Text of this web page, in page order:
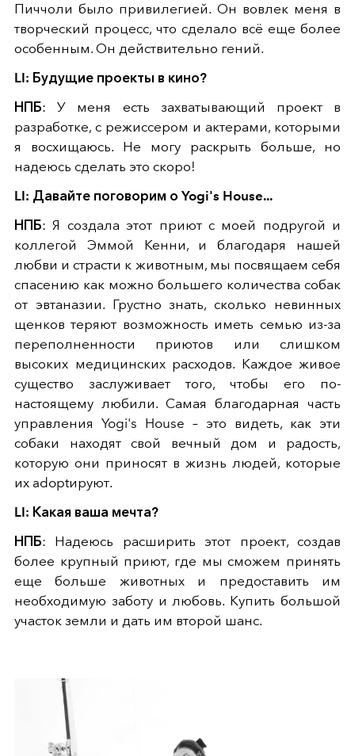
Пиччоли было привилегией. Он вовлек меня в
творческий процесс, что сделало всё еще более
особенным. Он действительно гений.
LI: Будущие проекты в кино?
НПБ: У меня есть захватывающий проект в
разработке, с режиссером и актерами, которыми
я восхищаюсь. Не могу раскрыть больше, но
надеюсь сделать это скоро!
LI: Давайте поговорим о Yogi's House...
НПБ: Я создала этот приют с моей подругой и
коллегой Эммой Кенни, и благодаря нашей
любви и страсти к животным, мы посвящаем себя
спасению как можно большего количества собак
от эвтаназии. Грустно знать, сколько невинных
щенков теряют возможность иметь семью из-за
переполненности приютов или слишком
высоких медицинских расходов. Каждое живое
существо заслуживает того, чтобы его по-
настоящему любили. Самая благодарная часть
управления Yogi's House – это видеть, как эти
собаки находят свой вечный дом и радость,
которую они приносят в жизнь людей, которые
их adoptируют.
LI: Какая ваша мечта?
НПБ: Надеюсь расширить этот проект, создав
более крупный приют, где мы сможем принять
еще больше животных и предоставить им
необходимую заботу и любовь. Купить большой
участок земли и дать им второй шанс.